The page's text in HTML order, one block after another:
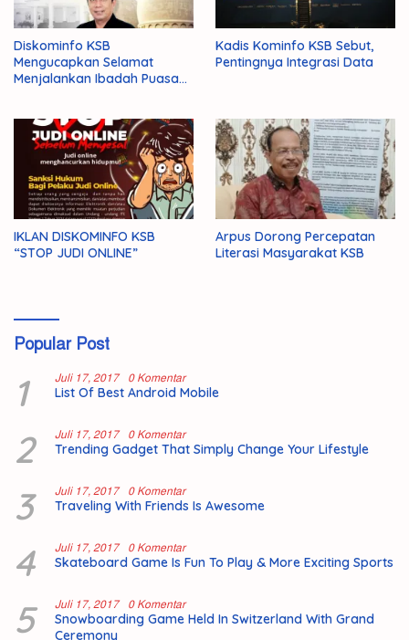
Diskominfo KSB
Mengucapkan Selamat
Menjalankan Ibadah Puasa
Kadis Kominfo KSB Sebut,
Pentingnya Integrasi Data
IKLAN DISKOMINFO KSB
“STOP JUDI ONLINE”
Arpus Dorong Percepatan
Literasi Masyarakat KSB
Popular Post
1 Juli 17, 2017 0 Komentar
List Of Best Android Mobile
2 Juli 17, 2017 0 Komentar
Trending Gadget That Simply Change Your Lifestyle
3 Juli 17, 2017 0 Komentar
Traveling With Friends Is Awesome
4 Juli 17, 2017 0 Komentar
Skateboard Game Is Fun To Play & More Exciting Sports
5 Juli 17, 2017 0 Komentar
Snowboarding Game Held In Switzerland With Grand
Ceremony